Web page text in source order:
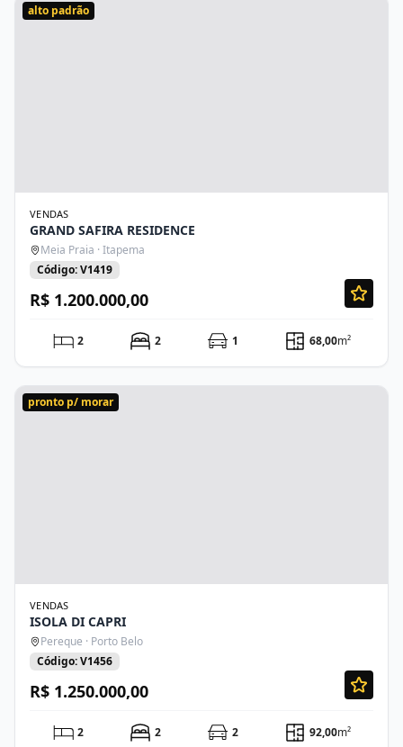
alto padrão
VENDAS
GRAND SAFIRA RESIDENCE
Meia Praia · Itapema
Código: V1419
R$ 1.200.000,00
2 2 1 68,00m²
pronto p/ morar
VENDAS
ISOLA DI CAPRI
Pereque · Porto Belo
Código: V1456
R$ 1.250.000,00
2 2 2 92,00m²